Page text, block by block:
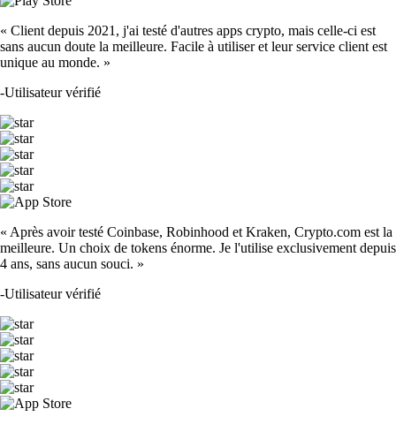
« Client depuis 2021, j'ai testé d'autres apps crypto, mais celle-ci est
sans aucun doute la meilleure. Facile à utiliser et leur service client est
unique au monde. »
-Utilisateur vérifié
« Après avoir testé Coinbase, Robinhood et Kraken, Crypto.com est la
meilleure. Un choix de tokens énorme. Je l'utilise exclusivement depuis
4 ans, sans aucun souci. »
-Utilisateur vérifié